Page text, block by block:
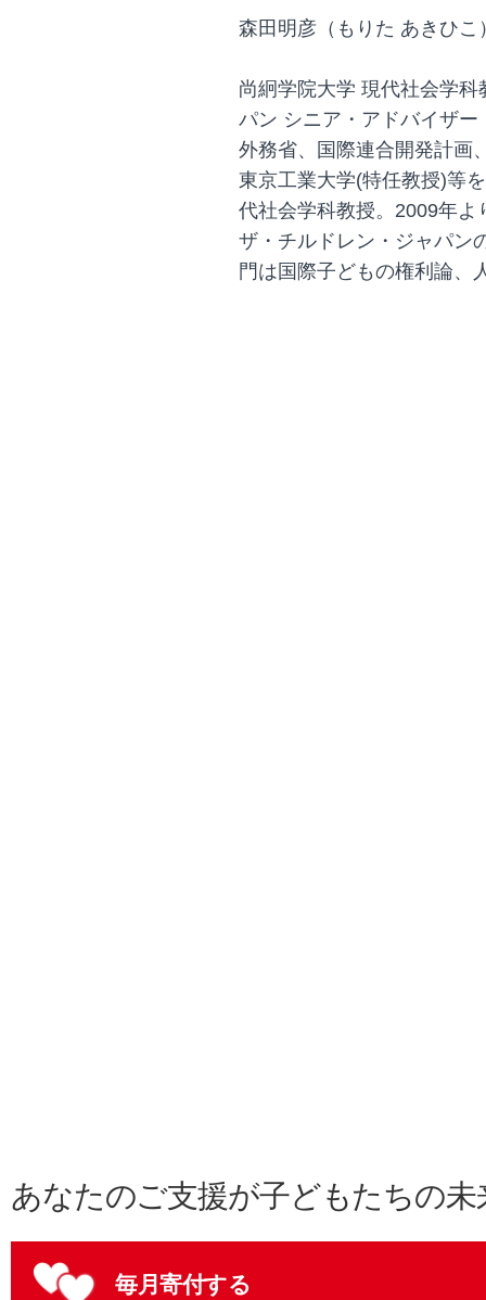
森田明彦（もりた あきひこ
尚絅学院大学 現代社会学
パン シニア・アドバイザー
外務省、国際連合開発計画
東京工業大学(特任教授)等
代社会学科教授。2009年
ザ・チルドレン・ジャパン
門は国際子どもの権利論、
あなたのご支援が子どもたちの
毎月寄付する